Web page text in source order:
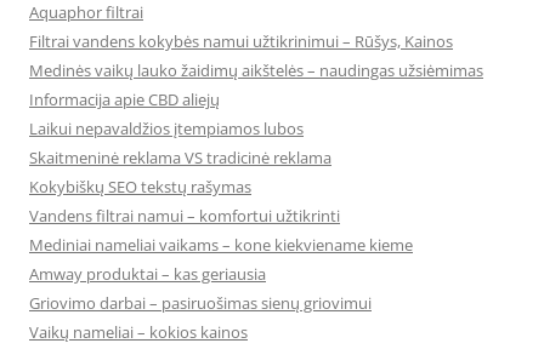
Aquaphor filtrai
Filtrai vandens kokybės namui užtikrinimui – Rūšys, Kainos
Medinės vaikų lauko žaidimų aikštelės – naudingas užsiėmimas
Informacija apie CBD aliejų
Laikui nepavaldžios įtempiamos lubos
Skaitmeninė reklama VS tradicinė reklama
Kokybiškų SEO tekstų rašymas
Vandens filtrai namui – komfortui užtikrinti
Mediniai nameliai vaikams – kone kiekviename kieme
Amway produktai – kas geriausia
Griovimo darbai – pasiruošimas sienų griovimui
Vaikų nameliai – kokios kainos